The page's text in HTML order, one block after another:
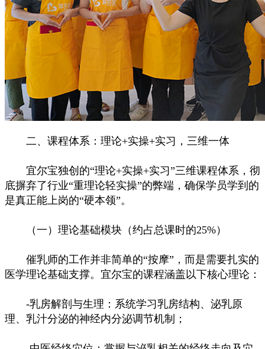
二、课程体系：理论+实操+实习，三维一体
宜尔宝独创的“理论+实操+实习”三维课程体系，彻
底摒弃了行业“重理论轻实操”的弊端，确保学员学到的
是真正能上岗的“硬本领”。
（一）理论基础模块（约占总课时的25%）
催乳师的工作并非简单的“按摩”，而是需要扎实的
医学理论基础支撑。宜尔宝的课程涵盖以下核心理论：
-乳房解剖与生理：系统学习乳房结构、泌乳原
理、乳汁分泌的神经内分泌调节机制；